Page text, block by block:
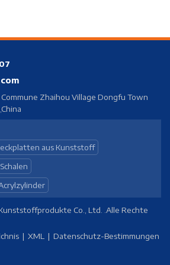
Commune Zhaihou Village Dongfu Town
aus Kunststoff
Co., Ltd. .Alle Rechte
| XML | Datenschutz-Bestimmungen